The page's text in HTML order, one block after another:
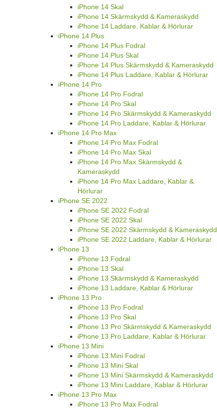
iPhone 14 Skal
iPhone 14 Skärmskydd & Kameraskydd
iPhone 14 Laddare, Kablar & Hörlurar
iPhone 14 Plus
iPhone 14 Plus Fodral
iPhone 14 Plus Skal
iPhone 14 Plus Skärmskydd & Kameraskydd
iPhone 14 Plus Laddare, Kablar & Hörlurar
iPhone 14 Pro
iPhone 14 Pro Fodral
iPhone 14 Pro Skal
iPhone 14 Pro Skärmskydd & Kameraskydd
iPhone 14 Pro Laddare, Kablar & Hörlurar
iPhone 14 Pro Max
iPhone 14 Pro Max Fodral
iPhone 14 Pro Max Skal
iPhone 14 Pro Max Skärmskydd &
Kameraskydd
iPhone 14 Pro Max Laddare, Kablar &
Hörlurar
iPhone SE 2022
iPhone SE 2022 Fodral
iPhone SE 2022 Skal
iPhone SE 2022 Skärmskydd & Kameraskydd
iPhone SE 2022 Laddare, Kablar & Hörlurar
iPhone 13
iPhone 13 Fodral
iPhone 13 Skal
iPhone 13 Skärmskydd & Kameraskydd
iPhone 13 Laddare, Kablar & Hörlurar
iPhone 13 Pro
iPhone 13 Pro Fodral
iPhone 13 Pro Skal
iPhone 13 Pro Skärmskydd & Kameraskydd
iPhone 13 Pro Laddare, Kablar & Hörlurar
iPhone 13 Mini
iPhone 13 Mini Fodral
iPhone 13 Mini Skal
iPhone 13 Mini Skärmskydd & Kameraskydd
iPhone 13 Mini Laddare, Kablar & Hörlurar
iPhone 13 Pro Max
iPhone 13 Pro Max Fodral